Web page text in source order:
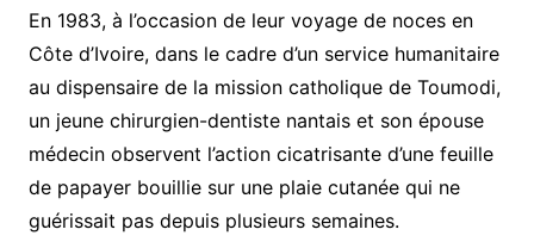
En 1983, à l’occasion de leur voyage de noces en
Côte d’Ivoire, dans le cadre d’un service humanitaire
au dispensaire de la mission catholique de Toumodi,
un jeune chirurgien-dentiste nantais et son épouse
médecin observent l’action cicatrisante d’une feuille
de papayer bouillie sur une plaie cutanée qui ne
guérissait pas depuis plusieurs semaines.